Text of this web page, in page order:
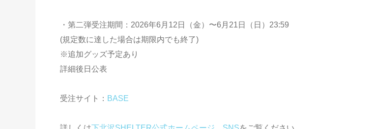
・第二弾受注期間：2026年6月12日（金）〜6月21日（日）23:59
(規定数に達した場合は期限内でも終了)
※追加グッズ予定あり
詳細後日公表
受注サイト： BASE